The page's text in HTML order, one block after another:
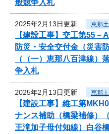
般競争入札
2025年2月13日更新 恵那
【建設工事】交工第55
防災・安全交付金（災害
（（一）恵那八百津線）
争入札
2025年2月13日更新 恵那
【建設工事】維工第
ナンス補助（橋梁補修）
王滝加子母付知線）白谷